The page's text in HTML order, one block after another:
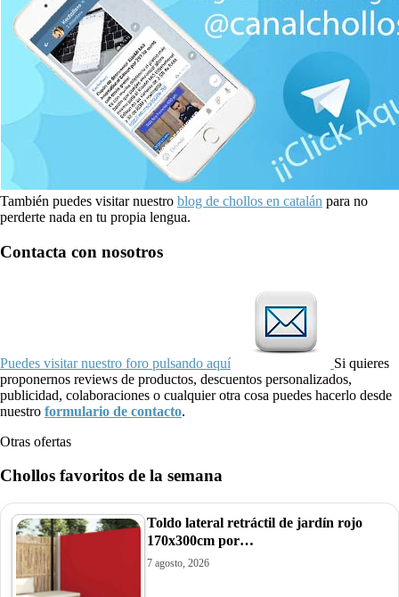
También puedes visitar nuestro blog de chollos en catalán para no
perderte nada en tu propia lengua.
Contacta con nosotros
Puedes visitar nuestro foro pulsando aquí
Si quieres
proponernos reviews de productos, descuentos personalizados,
publicidad, colaboraciones o cualquier otra cosa puedes hacerlo desde
nuestro formulario de contacto.
Otras ofertas
Chollos favoritos de la semana
Toldo lateral retráctil de jardín rojo
170x300cm por…
7 agosto, 2026